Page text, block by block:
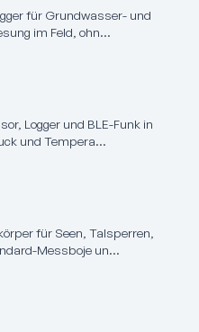
für Grundwasser- und
im Feld, ohn…
Logger und BLE-Funk in
und Tempera…
für Seen, Talsperren,
Messboje un…